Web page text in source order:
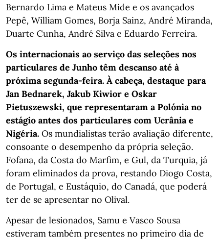
Bernardo Lima e Mateus Mide e os avançados
Pepê, William Gomes, Borja Sainz, André Miranda,
Duarte Cunha, André Silva e Eduardo Ferreira.
Os internacionais ao serviço das seleções nos
particulares de Junho têm descanso até à
próxima segunda-feira. À cabeça, destaque para
Jan Bednarek, Jakub Kiwior e Oskar
Pietuszewski, que representaram a Polónia no
estágio antes dos particulares com Ucrânia e
Nigéria. Os mundialistas terão avaliação diferente,
consoante o desempenho da própria seleção.
Fofana, da Costa do Marfim, e Gul, da Turquia, já
foram eliminados da prova, restando Diogo Costa,
de Portugal, e Eustáquio, do Canadá, que poderá
ter de se apresentar no Olival.
Apesar de lesionados, Samu e Vasco Sousa
estiveram também presentes no primeiro dia de